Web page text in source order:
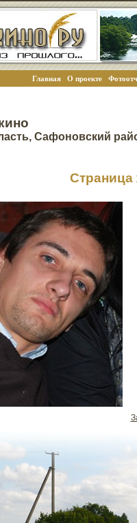
Главная О проекте
Сафоновский
Страница